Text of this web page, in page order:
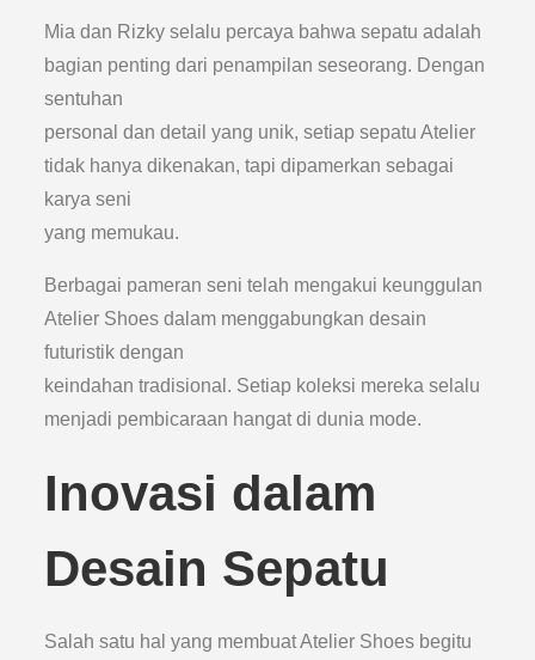
Mia dan Rizky selalu percaya bahwa sepatu adalah
bagian penting dari penampilan seseorang. Dengan
sentuhan
personal dan detail yang unik, setiap sepatu Atelier
tidak hanya dikenakan, tapi dipamerkan sebagai
karya seni
yang memukau.
Berbagai pameran seni telah mengakui keunggulan
Atelier Shoes dalam menggabungkan desain
futuristik dengan
keindahan tradisional. Setiap koleksi mereka selalu
menjadi pembicaraan hangat di dunia mode.
Inovasi dalam
Desain Sepatu
Salah satu hal yang membuat Atelier Shoes begitu